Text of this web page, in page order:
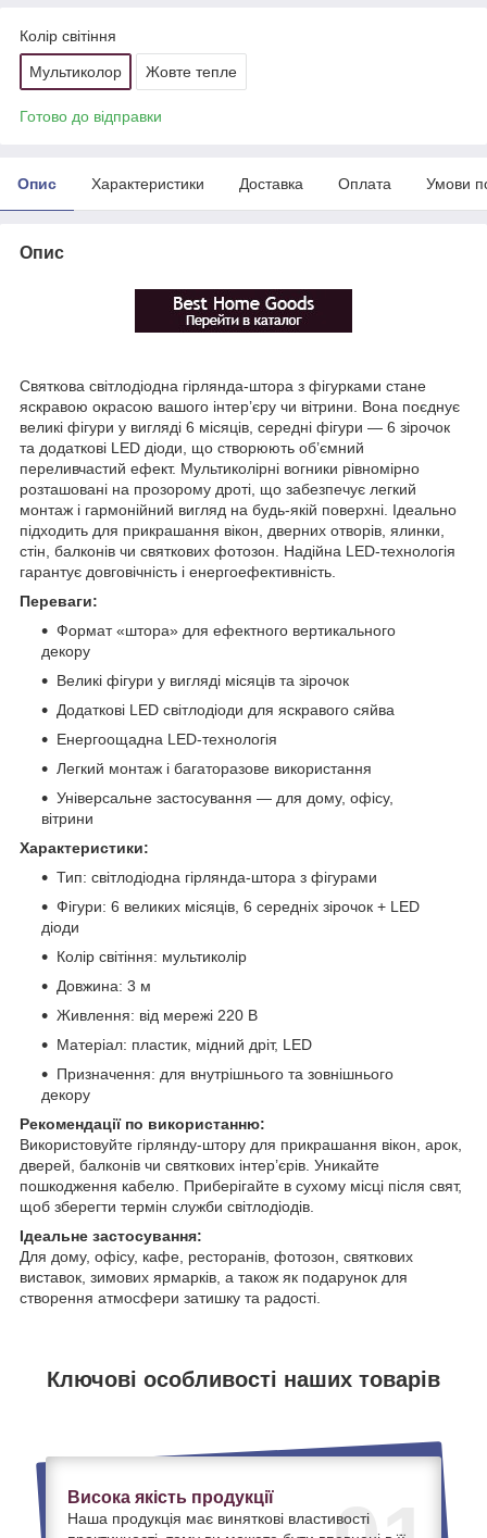
Колір світіння
Мультиколор Жовте тепле
Готово до відправки
Опис Характеристики Доставка Оплата Умови
Опис
Святкова світлодіодна гірлянда-штора з фігурками стане
яскравою окрасою вашого інтер’єру чи вітрини. Вона поєднує
великі фігури у вигляді 6 місяців, середні фігури — 6 зірочок
та додаткові LED діоди, що створюють об’ємний
переливчастий ефект. Мультиколірні вогники рівномірно
розташовані на прозорому дроті, що забезпечує легкий
монтаж і гармонійний вигляд на будь-якій поверхні. Ідеально
підходить для прикрашання вікон, дверних отворів, ялинки,
стін, балконів чи святкових фотозон. Надійна LED-технологія
гарантує довговічність і енергоефективність.
Переваги:
Формат «штора» для ефектного вертикального
декору
Великі фігури у вигляді місяців та зірочок
Додаткові LED світлодіоди для яскравого сяйва
Енергоощадна LED-технологія
Легкий монтаж і багаторазове використання
Універсальне застосування — для дому, офісу,
вітрини
Характеристики:
Тип: світлодіодна гірлянда-штора з фігурами
Фігури: 6 великих місяців, 6 середніх зірочок + LED
діоди
Колір світіння: мультиколір
Довжина: 3 м
Живлення: від мережі 220 В
Матеріал: пластик, мідний дріт, LED
Призначення: для внутрішнього та зовнішнього
декору
Рекомендації по використанню:
Використовуйте гірлянду-штору для прикрашання вікон, арок,
дверей, балконів чи святкових інтер’єрів. Уникайте
пошкодження кабелю. Приберігайте в сухому місці після свят,
щоб зберегти термін служби світлодіодів.
Ідеальне застосування:
Для дому, офісу, кафе, ресторанів, фотозон, святкових
виставок, зимових ярмарків, а також як подарунок для
створення атмосфери затишку та радості.
Ключові особливості наших товарів
Висока якість продукції
Наша продукція має виняткові властивості